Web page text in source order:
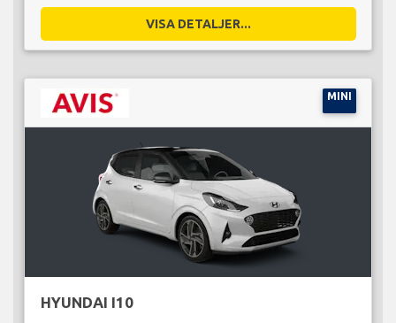
VISA DETALJER...
MINI
HYUNDAI I10